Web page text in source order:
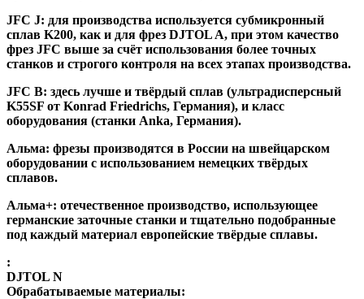
JFC J: для производства используется субмикронный
сплав K200, как и для фрез DJTOL A, при этом качество
фрез JFC выше за счёт использования более точных
станков и строгого контроля на всех этапах производства.
JFC B: здесь лучше и твёрдый сплав (ультрадисперсный
K55SF от Konrad Friedrichs, Германия), и класс
оборудования (станки Anka, Германия).
Альма: фрезы производятся в России на швейцарском
оборудовании с использованием немецких твёрдых
сплавов.
Альма+: отечественное производство, использующее
германские заточные станки и тщательно подобранные
под каждый материал европейские твёрдые сплавы.
:
DJTOL N
Обрабатываемые материалы: